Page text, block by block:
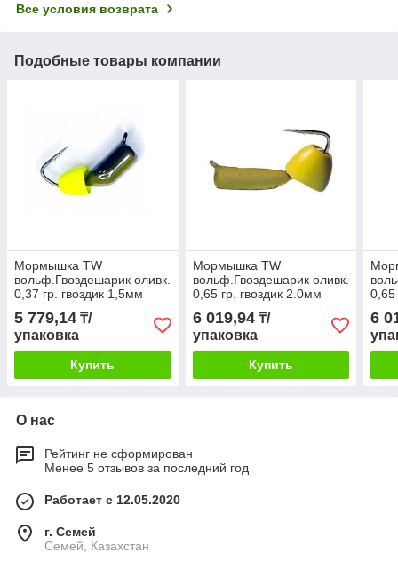
Все условия возврата
Подобные товары компании
Мормышка TW
вольф.Гвоздешарик оливк.
0,37 гр. гвоздик 1,5мм
Колокольчик желтый
уп.10шт
5 779,14 ₸/
упаковка
Купить
Мормышка TW
вольф.Гвоздешарик оливк.
0,65 гр. гвоздик 2.0мм
Колокольчик сырный
уп.10шт
6 019,94₸/
упаковка
Купить
0,65
6
О нас
Рейтинг не сформирован
Менее 5 отзывов за последний год
Работает с 12.05.2020
г. Семей
Семей, Казахстан